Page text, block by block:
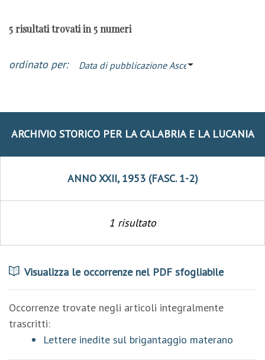
5 risultati trovati in 5 numeri
ordinato per: Data di pubblicazione Ascendente
ARCHIVIO STORICO PER LA CALABRIA E LA LUCANIA
ANNO XXII, 1953 (FASC. 1-2)
1 risultato
Visualizza le occorrenze nel PDF sfogliabile
Occorrenze trovate negli articoli integralmente
trascritti:
Lettere inedite sul brigantaggio materano